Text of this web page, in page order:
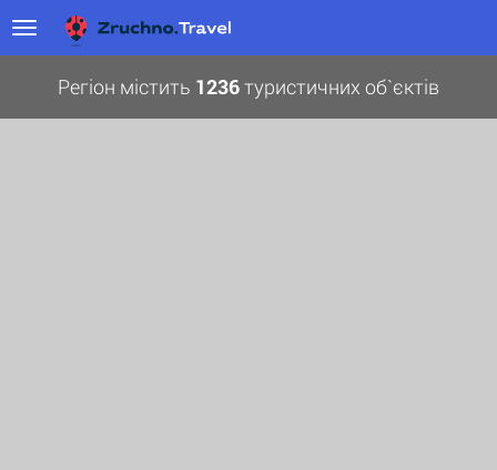
Регіон містить 1236туристичних об`єктів